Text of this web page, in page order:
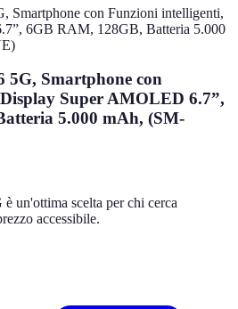
5G, Smartphone con
Super AMOLED 6.7”,
5.000 mAh, (SM-
un'ottima scelta per chi cerca
accessibile.